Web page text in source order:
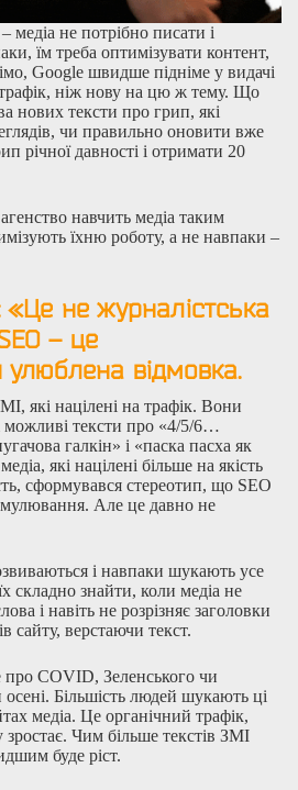
не потрібно писати і
їм треба оптимізувати контент,
Google швидше підніме у видачі
ніж нову на цю ж тему. Що
нових тексти про грип, які
чи правильно оновити вже
річної давності і отримати 20
навчить медіа таким
їхню роботу, а не навпаки –
«Це не журналістська
– це
відмовка.
які націлені на трафік. Вони
можливі тексти про «4/5/6…
галкін» і «паска пасха як
які націлені більше на якість
сформувався стереотип, що SEO
Але це давно не
і навпаки шукають усе
складно знайти, коли медіа не
і навіть не розрізняє заголовки
сайту, верстаючи текст.
COVID, Зеленського чи
осені. Більшість людей шукають ці
медіа. Це органічний трафік,
Чим більше текстів ЗМІ
буде ріст.